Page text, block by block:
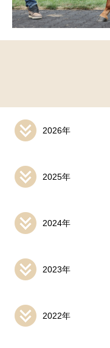
2026年
2025年
2024年
2023年
2022年